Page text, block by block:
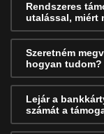
Rendszeres
utalással, miért
Szeretném
hogyan tudom?
Lejár a
számát a